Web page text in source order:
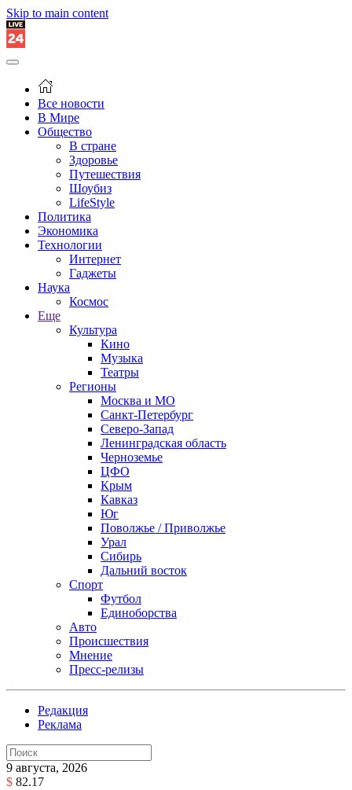
Skip to main content
Все новости
В Мире
Общество
В стране
Здоровье
Путешествия
Шоубиз
LifeStyle
Политика
Экономика
Технологии
Интернет
Гаджеты
Наука
Космос
Еще
Культура
Кино
Музыка
Театры
Регионы
Москва и МО
Санкт-Петербург
Северо-Запад
Ленинградская область
Черноземье
ЦФО
Крым
Кавказ
Юг
Поволжье / Приволжье
Урал
Сибирь
Дальний восток
Спорт
Футбол
Единоборства
Авто
Происшествия
Мнение
Пресс-релизы
Редакция
Реклама
9 августа, 2026
$ 82.17